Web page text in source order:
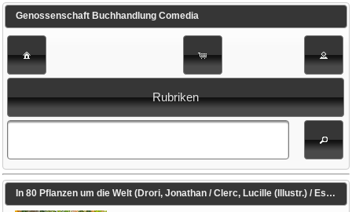
Genossenschaft Buchhandlung Comedia
Rubriken
In 80 Pflanzen um die Welt (Drori, Jonathan / Clerc, Lucille (Illustr.) / Eschenhagen, Bettina (Übers.))